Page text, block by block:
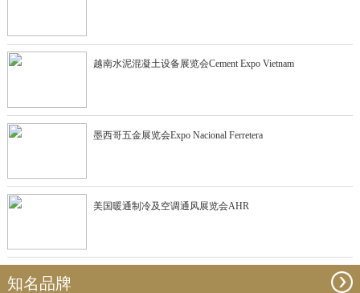
越南水泥混凝土设备展览会Cement Expo Vietnam
墨西哥五金展览会Expo Nacional Ferretera
美国暖通制冷及空调通风展览会AHR
知名品牌